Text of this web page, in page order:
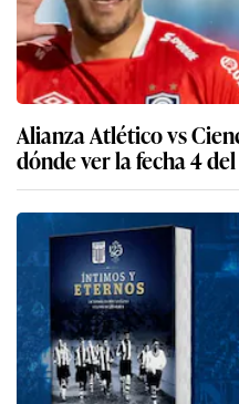
Alianza Atlético vs
dónde ver la fecha 4